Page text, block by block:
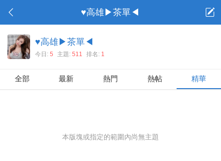
♥高雄▶茶單◀
♥高雄▶茶單◀
今日: 5 主題: 511 排名: 1
全部 最新 熱門 熱帖 精華
本版塊或指定的範圍內尚無主題